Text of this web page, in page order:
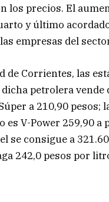
los precios. El
y último
empresas del
de Corrientes, las
petrolera vende
a 210,90 pesos;
es V-Power 259,90 a
se consigue a
242,0 pesos por